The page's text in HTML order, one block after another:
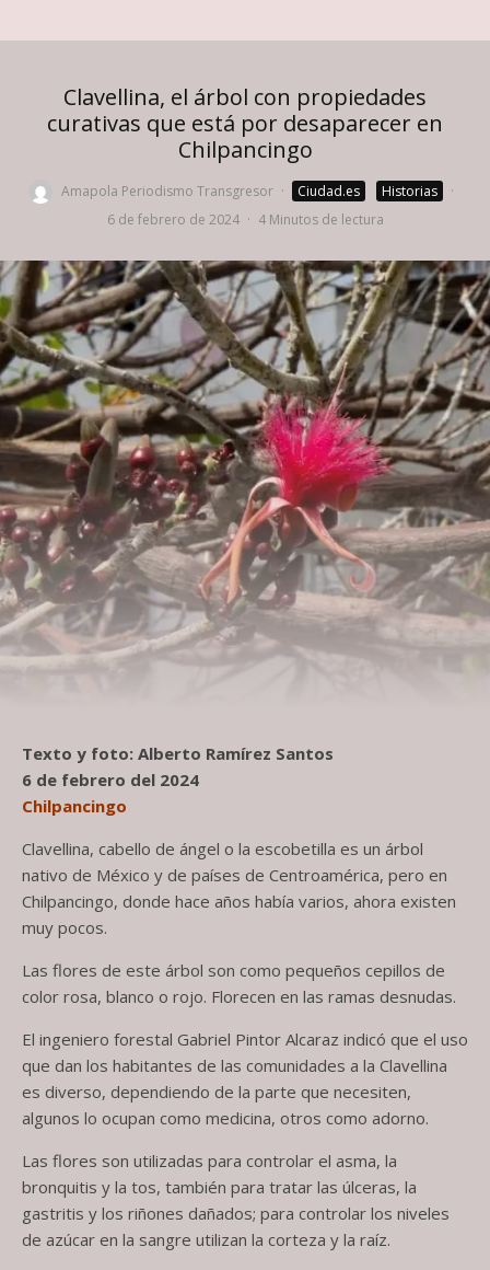
Clavellina, el árbol con propiedades
curativas que está por desaparecer en
Chilpancingo
Amapola Periodismo Transgresor · Ciudad.es Historias
·
6 de febrero de 2024 · 4 Minutos de lectura
Texto y foto: Alberto Ramírez Santos
6 de febrero del 2024
Chilpancingo
Clavellina, cabello de ángel o la escobetilla es un árbol
nativo de México y de países de Centroamérica, pero en
Chilpancingo, donde hace años había varios, ahora existen
muy pocos.
Las flores de este árbol son como pequeños cepillos de
color rosa, blanco o rojo. Florecen en las ramas desnudas.
El ingeniero forestal Gabriel Pintor Alcaraz indicó que el uso
que dan los habitantes de las comunidades a la Clavellina
es diverso, dependiendo de la parte que necesiten,
algunos lo ocupan como medicina, otros como adorno.
Las flores son utilizadas para controlar el asma, la
bronquitis y la tos, también para tratar las úlceras, la
gastritis y los riñones dañados; para controlar los niveles
de azúcar en la sangre utilizan la corteza y la raíz.